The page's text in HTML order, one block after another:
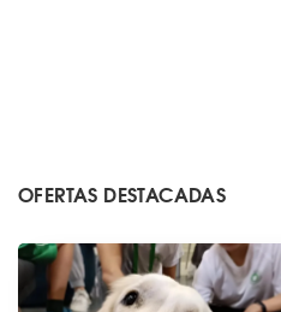
OFERTAS DESTACADAS